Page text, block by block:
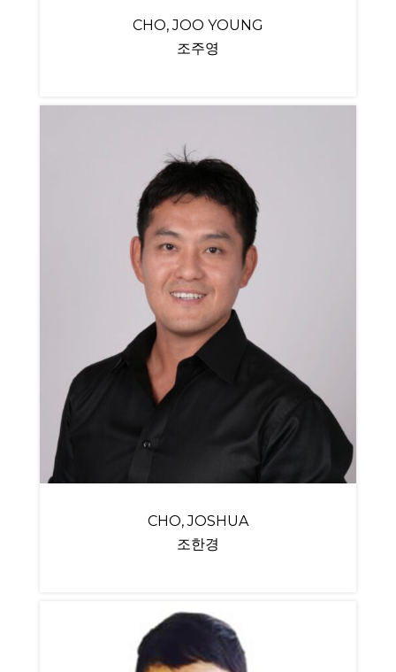
CHO, JOO YOUNG
조주영
CHO, JOSHUA
조한경